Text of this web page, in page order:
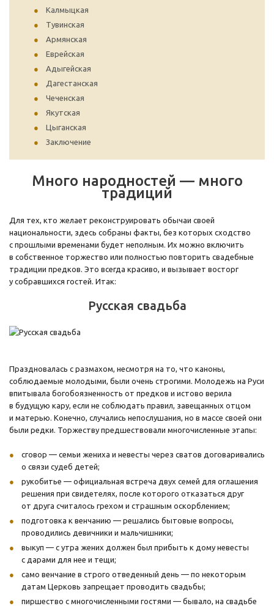
Калмыцкая
Тувинская
Армянская
Еврейская
Адыгейская
Дагестанская
Чеченская
Якутская
Цыганская
Заключение
Много народностей — много
традиций
Для тех, кто желает реконструировать обычаи своей
национальности, здесь собраны факты, без которых сходство
с прошлыми временами будет неполным. Их можно включить
в собственное торжество или полностью повторить свадебные
традиции предков. Это всегда красиво, и вызывает восторг
у собравшихся гостей. Итак:
Русская свадьба
Праздновалась с размахом, несмотря на то, что каноны,
соблюдаемые молодыми, были очень строгими. Молодежь на Руси
впитывала богобоязненность от предков и истово верила
в будущую кару, если не соблюдать правил, завещанных отцом
и матерью. Конечно, случались непослушания, но в массе своей они
были редки. Торжеству предшествовали многочисленные этапы:
сговор — семьи жениха и невесты через сватов договаривались
о связи судеб детей;
рукобитье — официальная встреча двух семей для оглашения
решения при свидетелях, после которого отказаться друг
от друга считалось грехом и страшным оскорблением;
подготовка к венчанию — решались бытовые вопросы,
проводились девичники и мальчишники;
выкуп — с утра жених должен был прибыть к дому невесты
с дарами для нее и тещи;
само венчание в строго отведенный день — по некоторым
датам Церковь запрещает проводить свадьбы;
пиршество с многочисленными гостями — бывало, на свадьбе